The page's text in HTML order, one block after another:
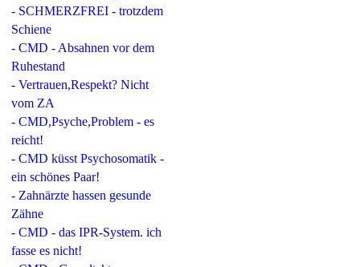
- SCHMERZFREI - trotzdem
Schiene
- CMD - Absahnen vor dem
Ruhestand
- Vertrauen,Respekt? Nicht
vom ZA
- CMD,Psyche,Problem - es
reicht!
- CMD küsst Psychosomatik -
ein schönes Paar!
- Zahnärzte hassen gesunde
Zähne
- CMD - das IPR-System. ich
fasse es nicht!